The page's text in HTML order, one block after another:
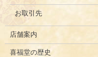
お取引先
店舗案内
喜福堂の歴史